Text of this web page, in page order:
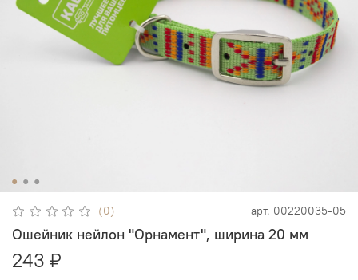
(0) арт. 00220035-05
Ошейник нейлон "Орнамент", ширина 20 мм
243 ₽